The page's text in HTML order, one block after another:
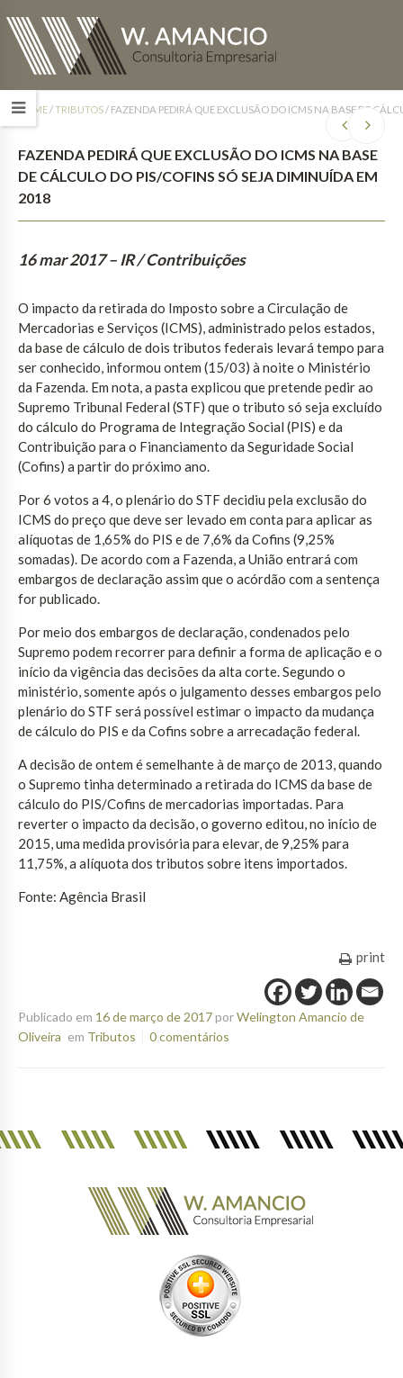
HOME/TRIBUTOS/ FAZENDA PEDIRÁ QUE EXCLUSÃO DO ICMS NA BASE DE
FAZENDA PEDIRÁ QUE EXCLUSÃO DO ICMS NA BASE
DE CÁLCULO DO PIS/COFINS SÓ SEJA DIMINUÍDA EM
2018
16 mar 2017 – IR / Contribuições
O impacto da retirada do Imposto sobre a Circulação de
Mercadorias e Serviços (ICMS), administrado pelos estados,
da base de cálculo de dois tributos federais levará tempo para
ser conhecido, informou ontem (15/03) à noite o Ministério
da Fazenda. Em nota, a pasta explicou que pretende pedir ao
Supremo Tribunal Federal (STF) que o tributo só seja excluído
do cálculo do Programa de Integração Social (PIS) e da
Contribuição para o Financiamento da Seguridade Social
(Cofins) a partir do próximo ano.
Por 6 votos a 4, o plenário do STF decidiu pela exclusão do
ICMS do preço que deve ser levado em conta para aplicar as
alíquotas de 1,65% do PIS e de 7,6% da Cofins (9,25%
somadas). De acordo com a Fazenda, a União entrará com
embargos de declaração assim que o acórdão com a sentença
for publicado.
Por meio dos embargos de declaração, condenados pelo
Supremo podem recorrer para definir a forma de aplicação e o
início da vigência das decisões da alta corte. Segundo o
ministério, somente após o julgamento desses embargos pelo
plenário do STF será possível estimar o impacto da mudança
de cálculo do PIS e da Cofins sobre a arrecadação federal.
A decisão de ontem é semelhante à de março de 2013, quando
o Supremo tinha determinado a retirada do ICMS da base de
cálculo do PIS/Cofins de mercadorias importadas. Para
reverter o impacto da decisão, o governo editou, no início de
2015, uma medida provisória para elevar, de 9,25% para
11,75%, a alíquota dos tributos sobre itens importados.
Fonte: Agência Brasil
print
Publicado em 16 de março de 2017porWelington Amancio de
Oliveira em Tributos 0 comentários